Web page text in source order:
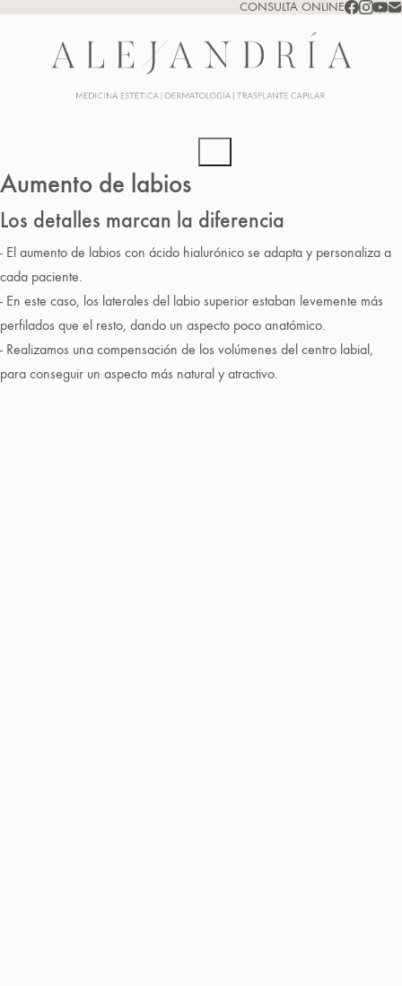
CONSULTA ONLINE
Aumento de labios
Los detalles marcan la diferencia
- El aumento de labios con ácido hialurónico se adapta y personaliza a
cada paciente.
- En este caso, los laterales del labio superior estaban levemente más
perfilados que el resto, dando un aspecto poco anatómico.
- Realizamos una compensación de los volúmenes del centro labial,
para conseguir un aspecto más natural y atractivo.